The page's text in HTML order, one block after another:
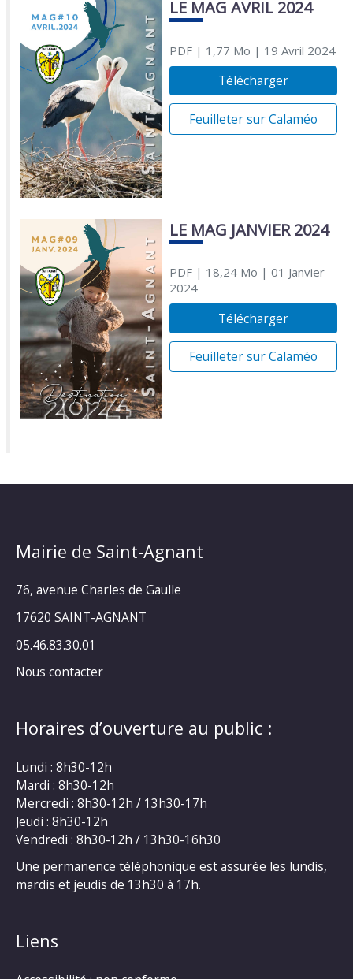
LE MAG AVRIL 2024
PDF| 1,77 Mo | 19 Avril 2024
Télécharger
Feuilleter sur Calaméo
LE MAG JANVIER 2024
PDF| 18,24 Mo | 01 Janvier
2024
Télécharger
Feuilleter sur Calaméo
Mairie de Saint-Agnant
76, avenue Charles de Gaulle
17620 SAINT-AGNANT
05.46.83.30.01
Nous contacter
Horaires d’ouverture au public :
Lundi : 8h30-12h
Mardi : 8h30-12h
Mercredi : 8h30-12h / 13h30-17h
Jeudi : 8h30-12h
Vendredi : 8h30-12h / 13h30-16h30
Une permanence téléphonique est assurée les lundis,
mardis et jeudis de 13h30 à 17h.
Liens